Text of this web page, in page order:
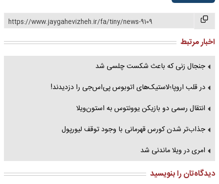
https://www.jaygahevizheh.ir/fa/tiny/news-9109
اخبار مرتبط
جنجال زنی که باعث شکست چلسی شد
در قلب اروپا؛لاستیک‌های اتوبوس پی‌اس‌جی را دزدیدند!
انتقال رسمی دو بازیکن یوونتوس به استون‌ویلا
جذاب‌تر شدن کورس قهرمانی با وجود توقف لیورپول
امری در ویلا ماندنی شد
دیدگاه‌تان را بنویسید